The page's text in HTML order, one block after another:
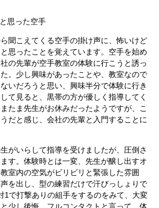
思った空手
聞こえてくる空手の掛け声に、怖いけど
思ったことを覚えています。空手を始め
の先輩が空手教室の体験に行こうと誘っ
。少し興味があったことや、教室なので
いだろうと思い、興味半分で体験に行き
て見ると、黒帯の方が優しく指導してく
たま先生がお休みだったようですが、こ
だと感じ、会社の先輩と入門することに
がいらして指導を受けましたが、圧倒さ
す。体験時とは一変、先生が醸し出すオ
室内の空気がビリビリと緊張した雰囲
を出し、型の練習だけで汗びっしょりで
1で打撃ありの組手をするのをみて、大変
少し後悔。フルコンタクトと言って、体